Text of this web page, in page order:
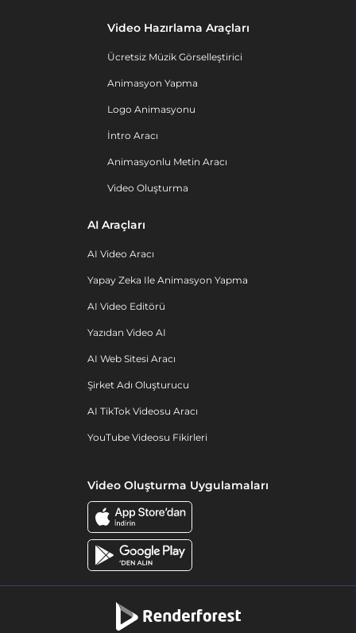
Video Hazırlama Araçları
Ücretsiz Müzik Görselleştirici
Animasyon Yapma
Logo Animasyonu
İntro Aracı
Animasyonlu Metin Aracı
Video Oluşturma
AI Araçları
AI Video Aracı
Yapay Zeka Ile Animasyon Yapma
AI Video Editörü
Yazıdan Video AI
AI Web Sitesi Aracı
Şirket Adı Oluşturucu
AI TikTok Videosu Aracı
YouTube Videosu Fikirleri
Video Oluşturma Uygulamaları